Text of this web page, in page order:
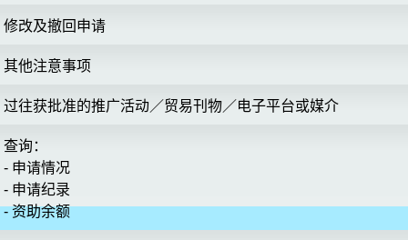
修改及撤回申请
其他注意事项
过往获批准的推广活动／贸易刊物／电子平台或媒介
查询：
- 申请情况
- 申请纪录
- 资助余额